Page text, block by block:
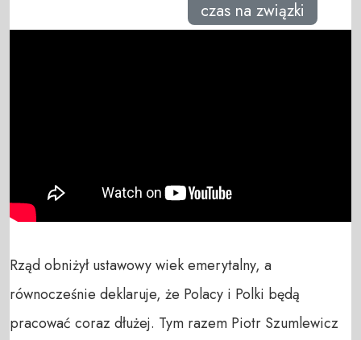
czas na związki
Rząd obniżył ustawowy wiek emerytalny, a
równocześnie deklaruje, że Polacy i Polki będą
pracować coraz dłużej. Tym razem Piotr Szumlewicz